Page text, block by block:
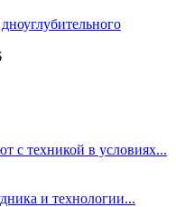
с техникой в условиях...
и технологии...